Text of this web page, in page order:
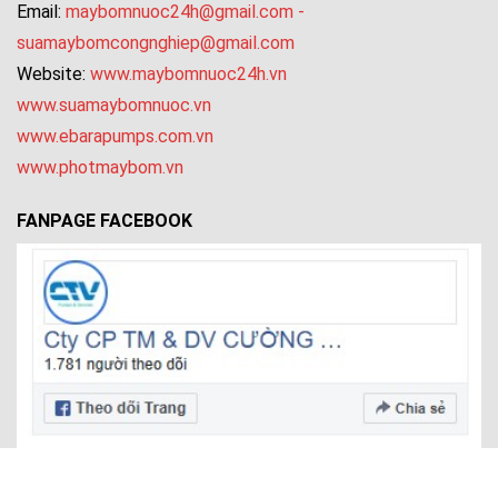
Email: maybomnuoc24h@gmail.com -
suamaybomcongnghiep@gmail.com
Website: www.maybomnuoc24h.vn
www.suamaybomnuoc.vn
www.ebarapumps.com.vn
www.photmaybom.vn
FANPAGE FACEBOOK